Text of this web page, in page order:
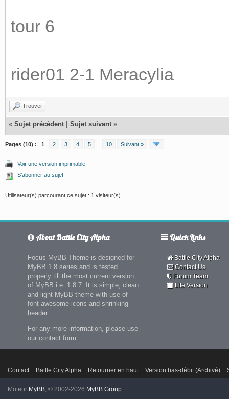
tour 6
rider01 2-1 Meracylia
Trouver
« Sujet précédent Sujet suivant »
Pages (10) : 1 2 3 4 5 10 Suivant »
Voir une version imprimable
S’abonner au sujet
Utilisateur(s) parcourant ce sujet : 1 visiteur(s)
About Battle City Alpha
Focus MyBB Theme is designed for
MyBB 1.8 series and is tested
properly till the most current version
of MyBB i.e. 1.8.7. It is simple, clean
and light MyBB theme with use of
font-awesome icons and shrinking
header.
For any more information, please use
our contact form.
Quick Links
Battle City Alpha
Contact Us
Forum Team
Lite Version
Contact Battle City Alpha Retourner en haut Version bas-débit (Archivé)
Moteur MyBB, © 2002-2026 MyBB Group.